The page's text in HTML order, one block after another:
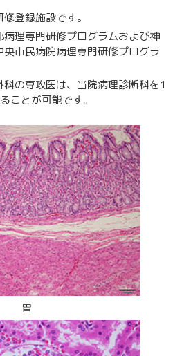
登録施設です。
理専門研修プログラムおよび神
市民病院病理専門研修プログラ
の専攻医は、当院病理診断科を1
ことが可能です。
胃